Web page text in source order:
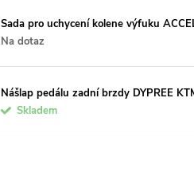
Sada pro uchycení kolene výfuku
Na dotaz
Nášlap pedálu zadní brzdy DYPREE
Skladem